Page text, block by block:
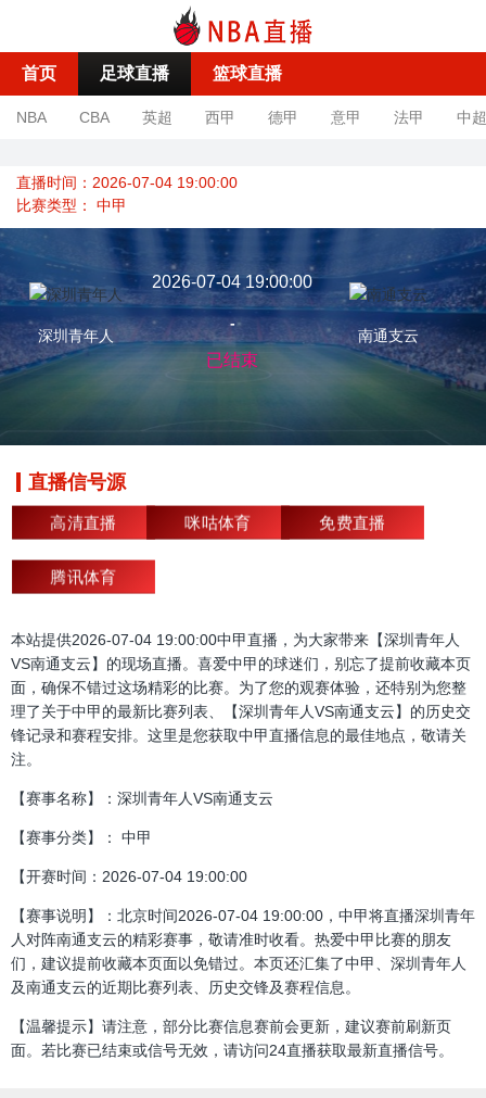
首页 足球直播 篮球直播
NBA CBA 英超 西甲 德甲 意甲 法甲 中超
直播时间：2026-07-04 19:00:00
比赛类型： 中甲
深圳青年人
2026-07-04 19:00:00
-
已结束
南通支云
直播信号源
高清直播 咪咕体育 免费直播
腾讯体育
本站提供2026-07-04 19:00:00中甲直播，为大家带来【深圳青年人
VS南通支云】的现场直播。喜爱中甲的球迷们，别忘了提前收藏本页
面，确保不错过这场精彩的比赛。为了您的观赛体验，还特别为您整
理了关于中甲的最新比赛列表、【深圳青年人VS南通支云】的历史交
锋记录和赛程安排。这里是您获取中甲直播信息的最佳地点，敬请关
注。
【赛事名称】：深圳青年人VS南通支云
【赛事分类】： 中甲
【开赛时间：2026-07-04 19:00:00
【赛事说明】：北京时间2026-07-04 19:00:00，中甲将直播深圳青年
人对阵南通支云的精彩赛事，敬请准时收看。热爱中甲比赛的朋友
们，建议提前收藏本页面以免错过。本页还汇集了中甲、深圳青年人
及南通支云的近期比赛列表、历史交锋及赛程信息。
【温馨提示】请注意，部分比赛信息赛前会更新，建议赛前刷新页
面。若比赛已结束或信号无效，请访问24直播获取最新直播信号。